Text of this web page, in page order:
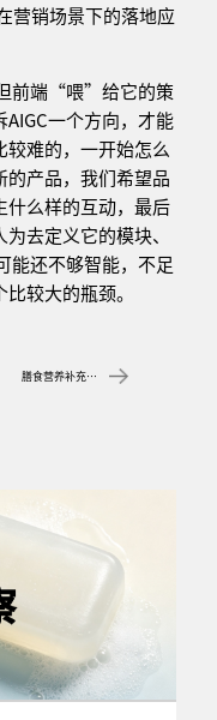
营销场景下的落地应
前端“喂”给它的策
一个方向，才能
难的，一开始怎么
产品，我们希望品
什么样的互动，最后
去定义它的模块、
能还不够智能，不足
较大的瓶颈。
膳食营养补充剂如何全域“开花”？专访GNC健安喜中国破解存量时代增长密码